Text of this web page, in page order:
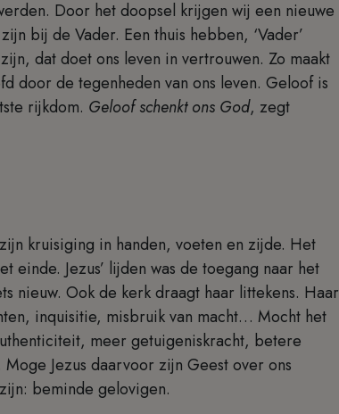
Door het doopsel krijgen wij een nieuwe
bij de Vader. Een thuis hebben, ‘Vader’
dat doet ons leven in vertrouwen. Zo maakt
door de tegenheden van ons leven. Geloof is
rijkdom. Geloof schenkt ons God, zegt
kruisiging in handen, voeten en zijde. Het
einde. Jezus’ lijden was de toegang naar het
nieuw. Ook de kerk draagt haar littekens. Haar
inquisitie, misbruik van macht… Mocht het
meer getuigeniskracht, betere
Jezus daarvoor zijn Geest over ons
beminde gelovigen.